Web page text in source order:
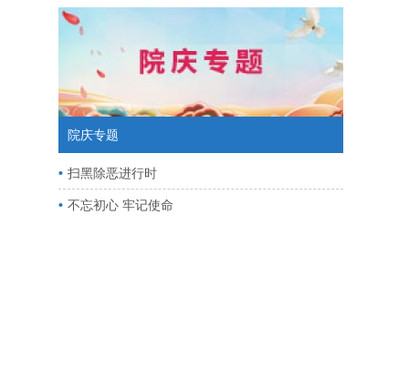
院庆专题
扫黑除恶进行时
不忘初心 牢记使命